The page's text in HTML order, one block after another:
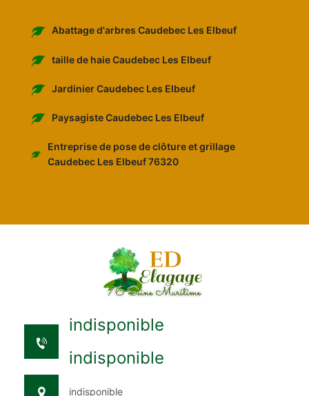
Abattage d'arbres Caudebec Les Elbeuf
taille de haie Caudebec Les Elbeuf
Jardinier Caudebec Les Elbeuf
Paysagiste Caudebec Les Elbeuf
Entreprise de pose de clôture et grillage
Caudebec Les Elbeuf 76320
indisponible
indisponible
indisponible